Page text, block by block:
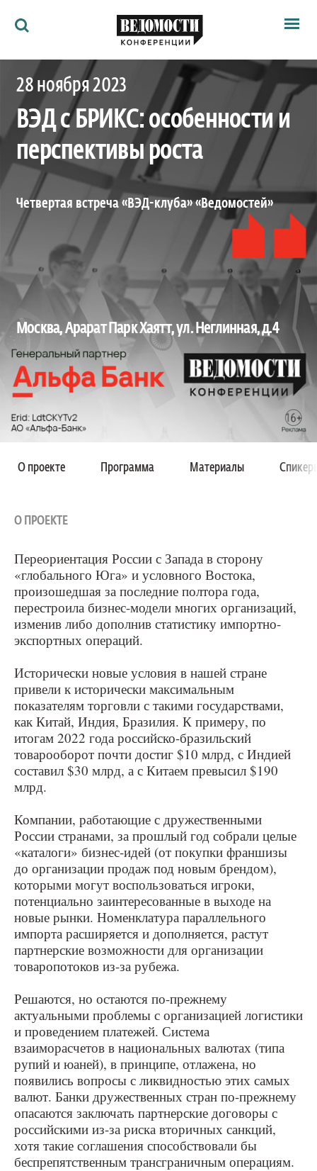
Мероприятия
Архив
Партнёрам
О нас
Ведомости
Как потратить
Ведомости&
28 ноября 2023
ВЭД с БРИКС: особенности и
перспективы роста
Четвертая встреча «ВЭД-клуба» «Ведомостей»
Москва, Арарат Парк Хаятт, ул. Неглинная, д.4
О проекте Программа Материалы
О ПРОЕКТЕ
Переориентация России с Запада в сторону
«глобального Юга» и условного Востока,
произошедшая за последние полтора года,
перестроила бизнес-модели многих организаций,
изменив либо дополнив статистику импортно-
экспортных операций.
Исторически новые условия в нашей стране
привели к исторически максимальным
показателям торговли с такими государствами,
как Китай, Индия, Бразилия. К примеру, по
итогам 2022 года российско-бразильский
товарооборот почти достиг $10 млрд, с Индией
составил $30 млрд, а с Китаем превысил $190
млрд.
Компании, работающие с дружественными
России странами, за прошлый год собрали целые
«каталоги» бизнес-идей (от покупки франшизы
до организации продаж под новым брендом),
которыми могут воспользоваться игроки,
потенциально заинтересованные в выходе на
новые рынки. Номенклатура параллельного
импорта расширяется и дополняется, растут
партнерские возможности для организации
товаропотоков из-за рубежа.
Решаются, но остаются по-прежнему
актуальными проблемы с организацией логистики
и проведением платежей. Система
взаиморасчетов в национальных валютах (типа
рупий и юаней), в принципе, отлажена, но
появились вопросы с ликвидностью этих самых
валют. Банки дружественных стран по-прежнему
опасаются заключать партнерские договоры с
российскими из-за риска вторичных санкций,
хотя такие соглашения способствовали бы
беспрепятственным трансграничным операциям.